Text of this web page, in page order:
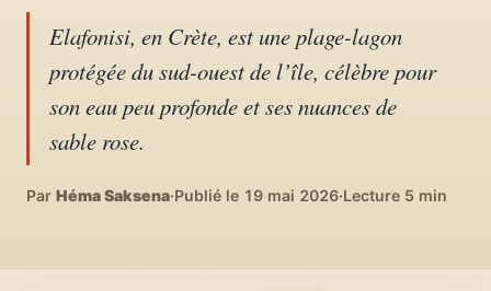
Mode et style
Looks, dressing, inspirations
04
Elafonisi, en Crète, est une plage-lagon
protégée du sud-ouest de l’île, célèbre pour
son eau peu profonde et ses nuances de
sable rose.
Par Héma Saksena·Publié le 19 mai 2026·Lecture 5 min